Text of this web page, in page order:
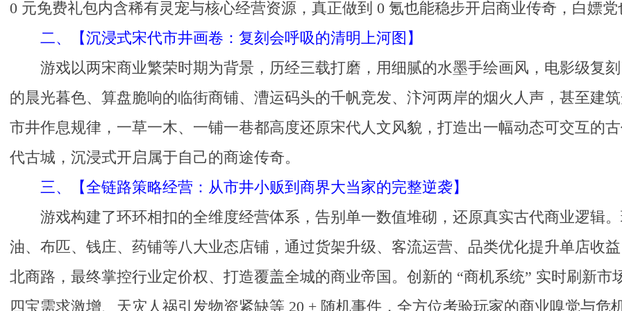
0 元免费礼包内含稀有灵宠与核心经营资源，真正做到 0 氪也能稳步开启商业传奇，白嫖
二、【沉浸式宋代市井画卷：复刻会呼吸的清明上河图】
游戏以两宋商业繁荣时期为背景，历经三载打磨，用细腻的水墨手绘画风，电影级复
的晨光暮色、算盘脆响的临街商铺、漕运码头的千帆竞发、汴河两岸的烟火人声，甚至建
市井作息规律，一草一木、一铺一巷都高度还原宋代人文风貌，打造出一幅动态可交互的
代古城，沉浸式开启属于自己的商途传奇。
三、【全链路策略经营：从市井小贩到商界大当家的完整逆袭】
游戏构建了环环相扣的全维度经营体系，告别单一数值堆砌，还原真实古代商业逻辑
油、布匹、钱庄、药铺等八大业态店铺，通过货架升级、客流运营、品类优化提升单店收
北商路，最终掌控行业定价权、打造覆盖全城的商业帝国。创新的 “商机系统” 实时刷新
四宝需求激增、天灾人祸引发物资紧缺等 20 + 随机事件，全方位考验玩家的商业嗅觉与